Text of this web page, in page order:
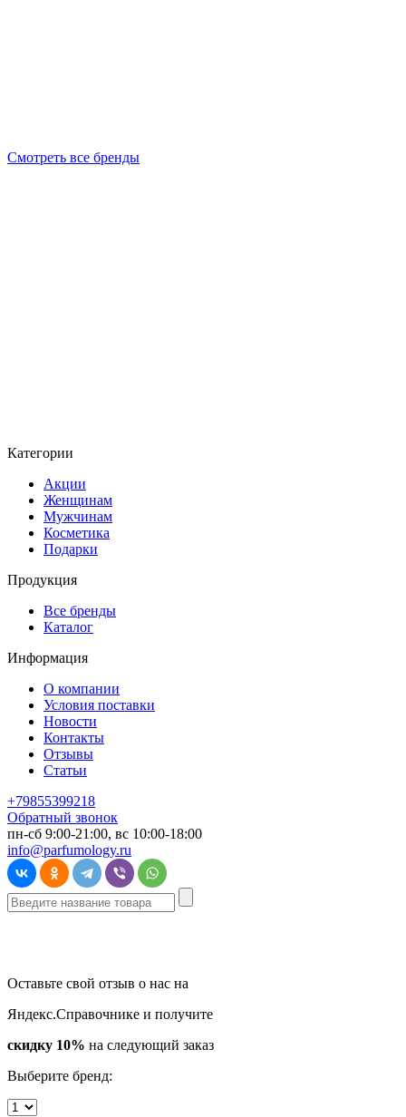
Смотреть все бренды
Категории
Акции
Женщинам
Мужчинам
Косметика
Подарки
Продукция
Все бренды
Каталог
Информация
О компании
Условия поставки
Новости
Контакты
Отзывы
Статьи
+79855399218
Обратный звонок
пн-сб 9:00-21:00, вс 10:00-18:00
info@parfumology.ru
Оставьте свой отзыв о нас на
Яндекс.Справочнике и получите
скидку 10% на следующий заказ
Выберите бренд: